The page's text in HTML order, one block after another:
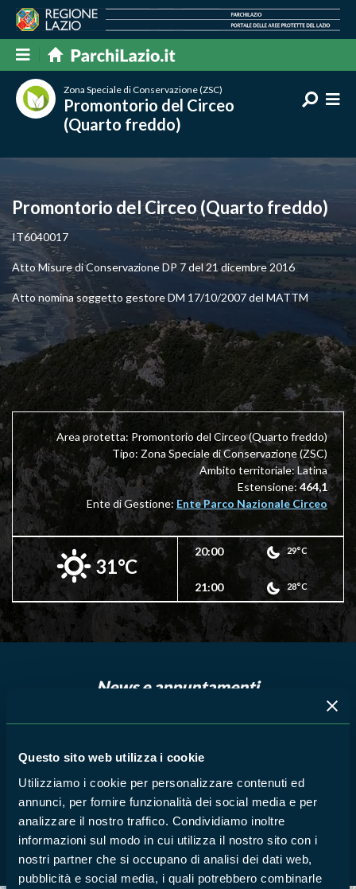
Questo sito web utilizza i cookie
Utilizziamo i cookie per personalizzare contenuti ed
annunci, per fornire funzionalità dei social media e per
analizzare il nostro traffico. Condividiamo inoltre
informazioni sul modo in cui utilizza il nostro sito con i
nostri partner che si occupano di analisi dei dati web,
pubblicità e social media, i quali potrebbero combinarle
Zona Speciale di Conservazione (ZSC)
Promontorio del Circeo
(Quarto freddo)
Promontorio del Circeo (Quarto freddo)
IT6040017
Atto Misure di Conservazione DP 7 del 21 dicembre 2016
Atto nomina soggetto gestore DM 17/10/2007 del MATTM
Area protetta: Promontorio del Circeo (Quarto freddo)
Tipo: Zona Speciale di Conservazione (ZSC)
Ambito territoriale: Latina
Estensione:464,1
Ente di Gestione: Ente Parco Nazionale Circeo
31°C
20:00 29°C
21:00 28°C
News e appuntamenti
ZSC Promontorio del Circeo
16
2022